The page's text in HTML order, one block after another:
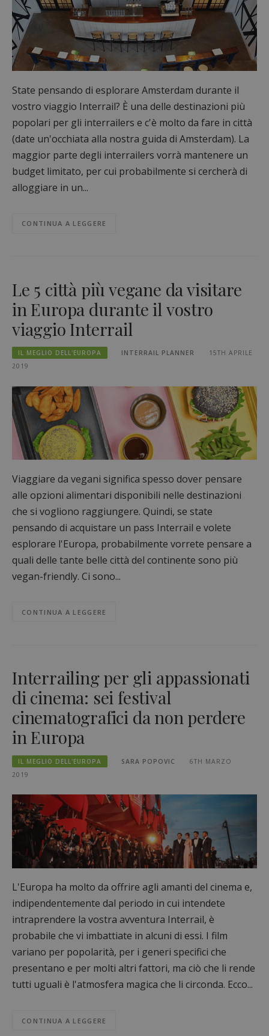
State pensando di esplorare Amsterdam durante il
vostro viaggio Interrail? È una delle destinazioni più
popolari per gli interrailers e c'è molto da fare in città
(date un'occhiata alla nostra guida di Amsterdam). La
maggior parte degli interrailers vorrà mantenere un
budget limitato, per cui probabilmente si cercherà di
alloggiare in un...
CONTINUA A LEGGERE
Le 5 città più vegane da visitare
in Europa durante il vostro
viaggio Interrail
IL MEGLIO DELL'EUROPA INTERRAIL PLANNER
15TH APRILE
2019
Viaggiare da vegani significa spesso dover pensare
alle opzioni alimentari disponibili nelle destinazioni
che si vogliono raggiungere. Quindi, se state
pensando di acquistare un pass Interrail e volete
esplorare l'Europa, probabilmente vorrete pensare a
quali delle tante belle città del continente sono più
vegan-friendly. Ci sono...
CONTINUA A LEGGERE
Interrailing per gli appassionati
di cinema: sei festival
cinematografici da non perdere
in Europa
IL MEGLIO DELL'EUROPA SARA POPOVIC
6TH MARZO
2019
L'Europa ha molto da offrire agli amanti del cinema e,
indipendentemente dal periodo in cui intendete
intraprendere la vostra avventura Interrail, è
probabile che vi imbattiate in alcuni di essi. I film
variano per popolarità, per i generi specifici che
presentano e per molti altri fattori, ma ciò che li rende
tutti uguali è l'atmosfera magica che li circonda. Ecco...
CONTINUA A LEGGERE